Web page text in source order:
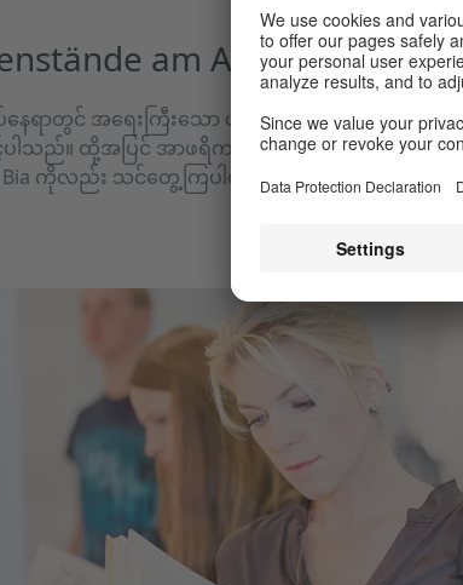
am Arbeitsplatz:
ေရာတွင် အရေးကြီးသော ပစ္စည်းများ၏ အမည်များကို
ါသည်။ ထို့အပြင် အာဖရိကအနောက်ပိုင်းမှ ဂျာမနီတွ
ကိုလည်း သင်တွေ့ကြပါလိမ့်မည်။